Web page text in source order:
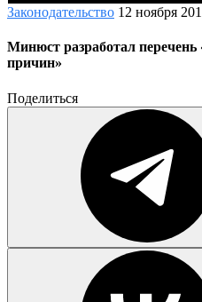
Законодательство 12 ноября
Минюст разработал перечень
причин»
Поделиться